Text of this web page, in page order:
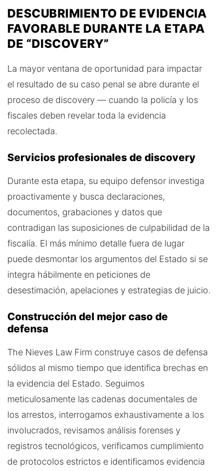
DESCUBRIMIENTO DE EVIDENCIA
FAVORABLE DURANTE LA ETAPA
DE “DISCOVERY”
La mayor ventana de oportunidad para impactar
el resultado de su caso penal se abre durante el
proceso de discovery — cuando la policía y los
fiscales deben revelar toda la evidencia
recolectada.
Servicios profesionales de discovery
Durante esta etapa, su equipo defensor investiga
proactivamente y busca declaraciones,
documentos, grabaciones y datos que
contradigan las suposiciones de culpabilidad de la
fiscalía. El más mínimo detalle fuera de lugar
puede desmontar los argumentos del Estado si se
integra hábilmente en peticiones de
desestimación, apelaciones y estrategias de juicio.
Construcción del mejor caso de
defensa
The Nieves Law Firm construye casos de defensa
sólidos al mismo tiempo que identifica brechas en
la evidencia del Estado. Seguimos
meticulosamente las cadenas documentales de
los arrestos, interrogamos exhaustivamente a los
involucrados, revisamos análisis forenses y
registros tecnológicos, verificamos cumplimiento
de protocolos estrictos e identificamos evidencia